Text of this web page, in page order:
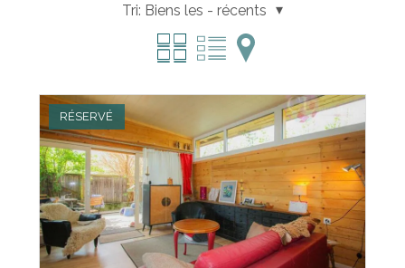
Tri: Biens les - récents
RÉSERVÉ